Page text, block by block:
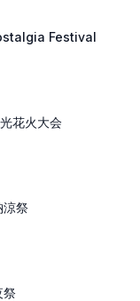
火大会
Festival
花火大会
涼祭
祭